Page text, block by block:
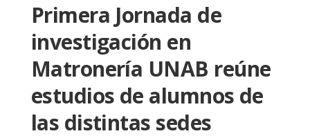
Primera Jornada de
investigación en
Matronería UNAB reúne
estudios de alumnos de
las distintas sedes